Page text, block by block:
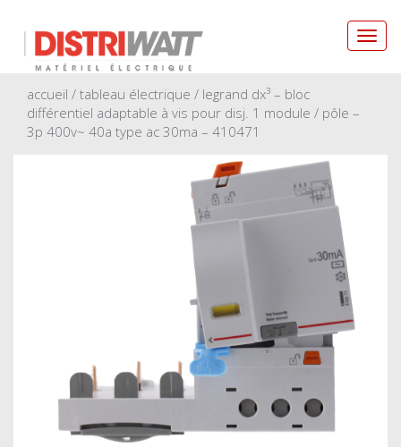
accueil / tableau électrique / legrand dx³ – bloc
différentiel adaptable à vis pour disj. 1 module / pôle –
3p 400v~ 40a type ac 30ma – 410471